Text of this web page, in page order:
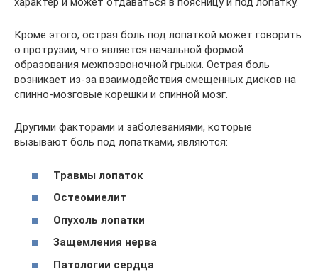
Кроме этого, острая боль под лопаткой может говорить
о протрузии, что является начальной формой
образования межпозвоночной грыжи. Острая боль
возникает из-за взаимодействия смещенных дисков на
спинно-мозговые корешки и спинной мозг.
Другими факторами и заболеваниями, которые
вызывают боль под лопатками, являются:
Травмы лопаток
Остеомиелит
Опухоль лопатки
Защемления нерва
Патологии сердца